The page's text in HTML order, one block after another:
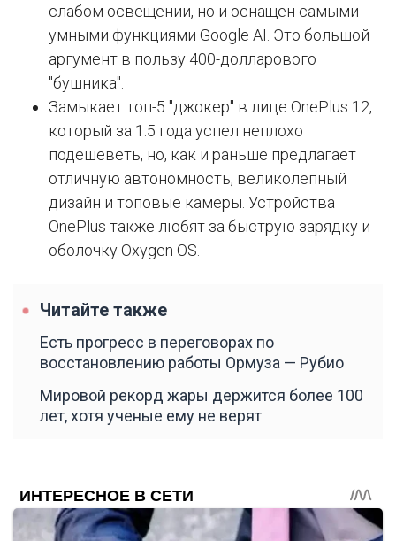
слабом освещении, но и оснащен самыми
умными функциями Google AI. Это большой
аргумент в пользу 400-долларового
"бушника".
Замыкает топ-5 "джокер" в лице OnePlus 12,
который за 1.5 года успел неплохо
подешеветь, но, как и раньше предлагает
отличную автономность, великолепный
дизайн и топовые камеры. Устройства
OnePlus также любят за быструю зарядку и
оболочку Oxygen OS.
Читайте также
Есть прогресс в переговорах по
восстановлению работы Ормуза — Рубио
Мировой рекорд жары держится более 100
лет, хотя ученые ему не верят